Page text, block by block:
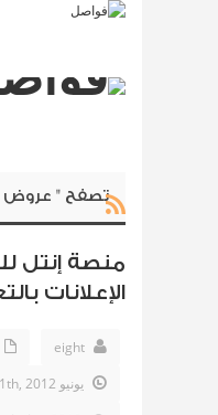
تصفح " عروض
منصة إنتل
الإعلانات
eight
يونيو 11th, 2012